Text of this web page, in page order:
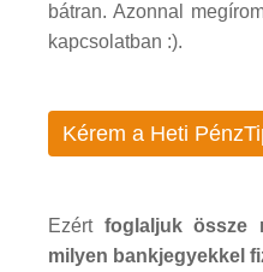
bátran. Azonnal
kapcsolatban :).
Kérem a Heti
Ezért foglaljuk össze
milyen bankjegyekkel